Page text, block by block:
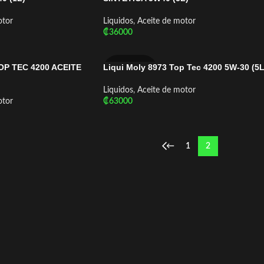
Liquidos, Aceite de motor
₡36000
TEC 4200 ACEITE LIQUI MOLY
Liqui Moly 8973 Top Tec 4200 5W-30
Liquidos, Aceite de motor
₡63000
← 1 2